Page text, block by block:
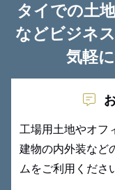
タイでの土
などビジネ
気軽
工場用土地やオフ
建物の内外装など
ムをご利用くださ